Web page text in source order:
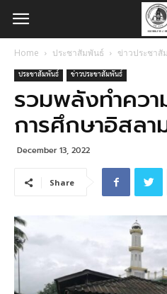
Home ประชาสัมพันธ์ ข่าวประชาสั
ประชาสัมพันธ์ ข่าวประชาสัมพันธ์
รวมพลังทำคว
การศึกษาอิสลา
December 13, 2022
Share